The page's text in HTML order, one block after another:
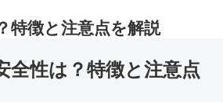
特徴と注意点を解説
性は？特徴と注意点